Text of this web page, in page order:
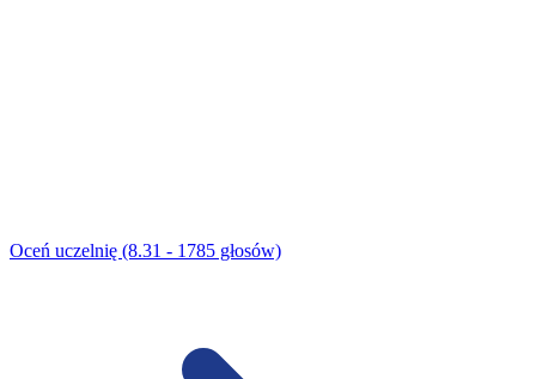
Oceń uczelnię (8.31 - 1785 głosów)